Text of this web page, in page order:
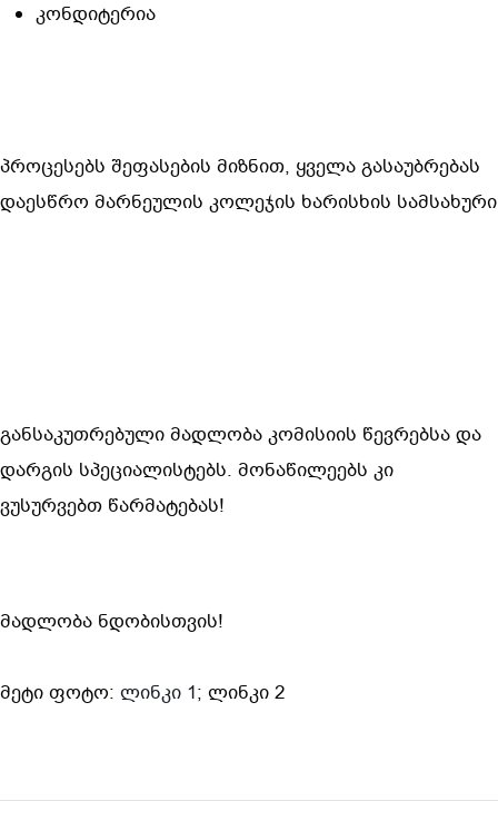
კონდიტერია
პროცესებს შეფასების მიზნით, ყველა გასაუბრებას
დაესწრო მარნეულის კოლეჯის ხარისხის სამსახური
განსაკუთრებული მადლობა კომისიის წევრებსა და
დარგის სპეციალისტებს. მონაწილეებს კი
ვუსურვებთ წარმატებას!
მადლობა ნდობისთვის!
მეტი ფოტო: ლინკი 1; ლინკი 2